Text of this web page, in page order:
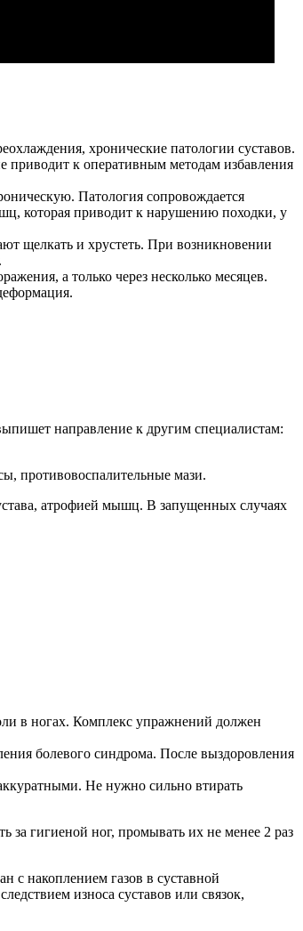
хронические патологии суставов.
приводит к оперативным методам избавления
Патология сопровождается
которая приводит к нарушению походки, у
щелкать и хрустеть. При возникновении
а только через несколько месяцев.
направление к другим специалистам:
противовоспалительные мази.
атрофией мышц. В запущенных случаях
в ногах. Комплекс упражнений должен
болевого синдрома. После выздоровления
Не нужно сильно втирать
за гигиеной ног, промывать их не менее 2 раз
с накоплением газов в суставной
износа суставов или связок,